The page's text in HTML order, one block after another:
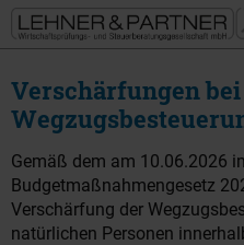
Verschärfungen bei
Gemäß dem am 10.06.2026
Budgetmaßnahmengesetz
Verschärfung der
natürlichen Personen